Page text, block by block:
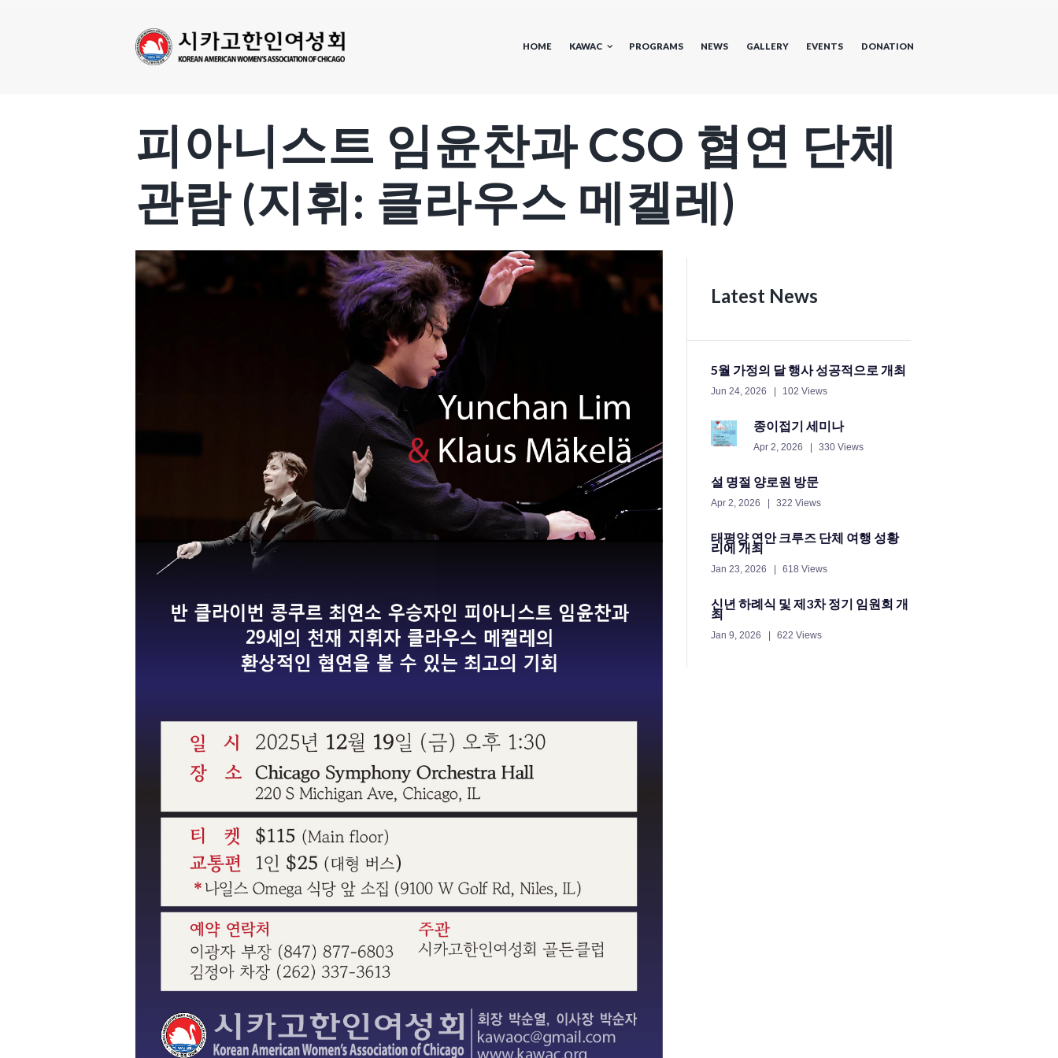
HOME KAWAC PROGRAMS NEWS GALLERY EVENTS DONATION
피아니스트 임윤찬과 CSO 협연 단체
관람 (지휘: 클라우스 메켈레)
Latest News
5월 가정의 달 행사 성공적으로 개최
Jun 24, 2026 102 Views
종이접기 세미나
Apr 2, 2026 330 Views
설 명절 양로원 방문
Apr 2, 2026 322 Views
태평양 연안 크루즈 단체 여행 성황
리에 개최
Jan 23, 2026 618 Views
신년 하례식 및 제3차 정기 임원회 개
최
Jan 9, 2026 622 Views